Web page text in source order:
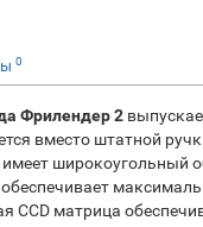
0
Фрилендер 2
вместо штатной
широкоугольный
CCD матрица